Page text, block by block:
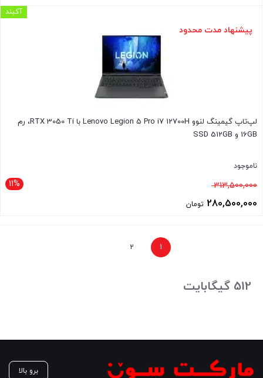
فعلی
پیشنهاد مدت محدود
لپ‌تاپ گیمینگ لنوو Lenovo Legion 5 Pro i7 12700H با RTX 3050 Ti، رم
16GB و SSD 512GB
ناموجود
11% 313,500,000قیمت
اصلی280,500,000 تومان
آکبند
1
2
512 گیگابایت
برو بالا